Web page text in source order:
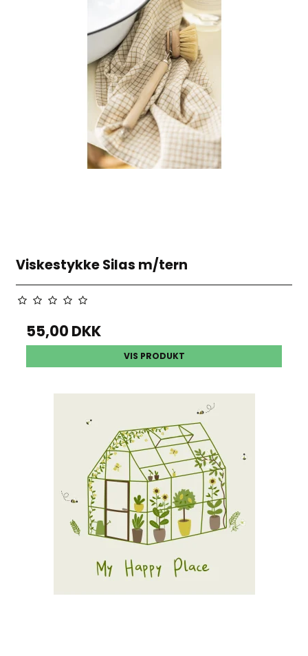
Viskestykke Silas m/tern
55,00 DKK
VIS PRODUKT